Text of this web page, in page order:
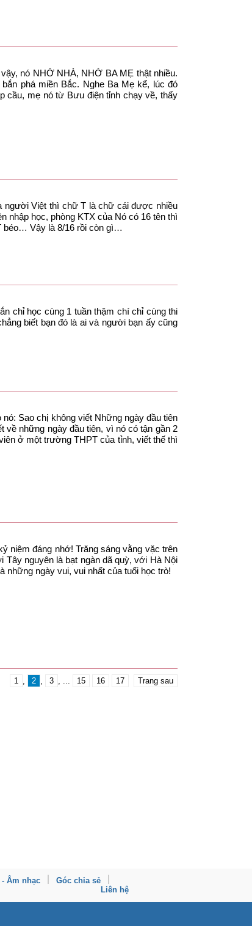
nó NHỚ NHÀ, NHỚ BA MẸ thật nhiều.
phá miền Bắc. Nghe Ba Mẹ kể, lúc đó
cầu, mẹ nó từ Bưu điện tỉnh chạy về, thấy
người Việt thì chữ T là chữ cái được nhiều
nhập học, phòng KTX của Nó có 16 tên thì
béo… Vậy là 8/16 rồi còn gì…
chỉ học cùng 1 tuần thậm chí chỉ cùng thi
biết bạn đó là ai và người bạn ấy cũng
Sao chị không viết Những ngày đầu tiên
về những ngày đầu tiên, vì nó có tận gần 2
ở một trường THPT của tỉnh, viết thế thì
niệm đáng nhớ! Trăng sáng vằng vặc trên
Tây nguyên là bạt ngàn dã quỳ, với Hà Nội
những ngày vui, vui nhất của tuổi học trò!
1 , 2 , 3 , ... 15 16 17 Trang sau
Âm nhạc
Góc chia sẻ
Liên hệ